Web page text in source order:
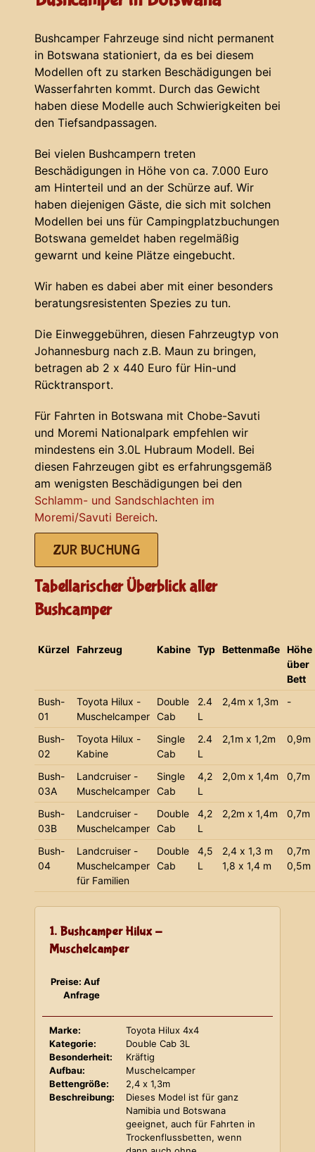
Bushcamper Fahrzeuge sind nicht permanent
in Botswana stationiert, da es bei diesem
Modellen oft zu starken Beschädigungen bei
Wasserfahrten kommt. Durch das Gewicht
haben diese Modelle auch Schwierigkeiten bei
den Tiefsandpassagen.
Bei vielen Bushcampern treten
Beschädigungen in Höhe von ca. 7.000 Euro
am Hinterteil und an der Schürze auf. Wir
haben diejenigen Gäste, die sich mit solchen
Modellen bei uns für Campingplatzbuchungen
Botswana gemeldet haben regelmäßig
gewarnt und keine Plätze eingebucht.
Wir haben es dabei aber mit einer besonders
beratungsresistenten Spezies zu tun.
Die Einweggebühren, diesen Fahrzeugtyp von
Johannesburg nach z.B. Maun zu bringen,
betragen ab 2 x 440 Euro für Hin-und
Rücktransport.
Für Fahrten in Botswana mit Chobe-Savuti
und Moremi Nationalpark empfehlen wir
mindestens ein 3.0L Hubraum Modell. Bei
diesen Fahrzeugen gibt es erfahrungsgemäß
am wenigsten Beschädigungen bei den
Schlamm- und Sandschlachten im
Moremi/Savuti Bereich.
ZUR BUCHUNG
Tabellarischer Überblick aller
Bushcamper
Kürzel Fahrzeug Kabine Typ Bettenmaße Höhe
über
Bett
Bush-
01
Toyota Hilux -
Muschelcamper
Double
Cab
2.4
L
2,4m x 1,3m -
Bush-
02
Toyota Hilux -
Kabine
Single
Cab
2.4
L
2,1m x 1,2m 0,9m
Bush-
03A
Landcruiser -
Muschelcamper
Single
Cab
4,2
L
2,0m x 1,4m 0,7m
Bush-
03B
Landcruiser -
Muschelcamper
Double
Cab
4,2
L
2,2m x 1,4m 0,7m
Bush-
04
Landcruiser -
Muschelcamper
für Familien
Double
Cab
4,5
L
2,4 x 1,3 m
1,8 x 1,4 m
0,7m
0,5m
1. Bushcamper Hilux -
Muschelcamper
Preise: Auf
Anfrage
Marke:
Toyota Hilux 4x4
Kategorie:
Double Cab 3L
Besonderheit:
Kräftig
Aufbau:
Muschelcamper
Bettengröße:
2,4 x 1,3m
Beschreibung:
Dieses Model ist für ganz
Namibia und Botswana
geeignet, auch für Fahrten in
Trockenflussbetten, wenn